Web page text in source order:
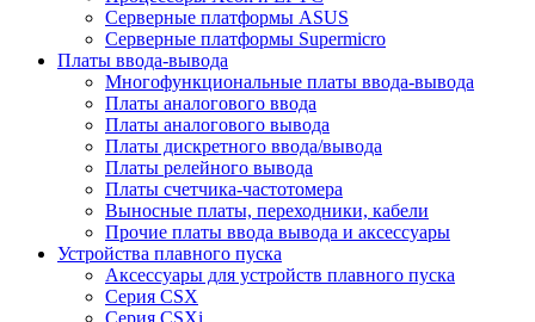
Серверные платформы ASUS
Серверные платформы Supermicro
Платы ввода-вывода
Многофункциональные платы ввода-вывода
Платы аналогового ввода
Платы аналогового вывода
Платы дискретного ввода/вывода
Платы релейного вывода
Платы счетчика-частотомера
Выносные платы, переходники, кабели
Прочие платы ввода вывода и аксессуары
Устройства плавного пуска
Аксессуары для устройств плавного пуска
Серия CSX
Серия CSXi